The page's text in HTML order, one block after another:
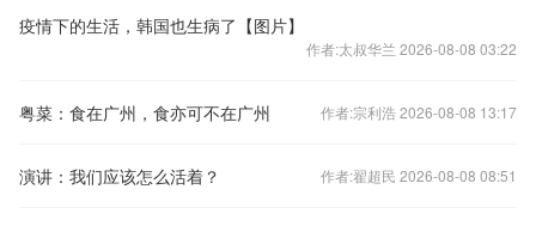
疫情下的生活，韩国也生病了【图片】
作者:太叔华兰 2026-08-08 03:22
粤菜：食在广州，食亦可不在广州 作者:宗利浩 2026-08-08 13:17
演讲：我们应该怎么活着？ 作者:翟超民 2026-08-08 08:51